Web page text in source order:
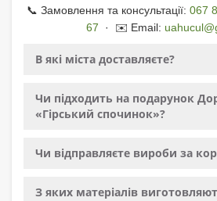
📞 Замовлення та консультації: 067
67 · ✉️ Email:
В які міста доставляєте?
Чи підходить на подарунок
«Гірський спочинок»?
Чи відправляєте вироби за
З яких матеріалів